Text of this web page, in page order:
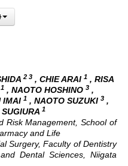
2 3 , CHIE ARAI 1 , RISA
1 , NAOTO HOSHINO 3 ,
IMAI 1 , NAOTO SUZUKI 3 ,
1
Risk Management, School of
and Life
Surgery, Faculty of Dentistry
Dental Sciences, Niigata